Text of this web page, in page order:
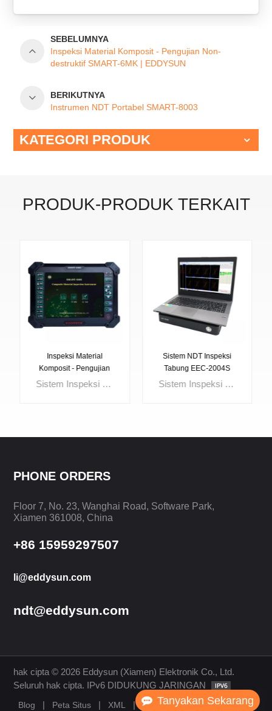
Tanyakan Sekarang
SEBELUMNYA
Inspeksi Material Komposit - Pengujian Non-
destruktif SMART-6MK | EDDYSUN
BERIKUTNYA
Instrumen NDT Portabel SMART-8003
KATEGORI PRODUK
PRODUK-PRODUK TERKAIT
Inspeksi Material
Komposit - Pengujian
Non-destruktif SMART-
Sistem Inspeksi Material Komposit SMART-6MK menawarkan kepada Anda detektor material komposit lengkap termasuk UT, MIA, dan TAP, dengan sensitivitas tinggi dan resolusi tinggi dengan pita lebar. Ketika penetrasi tinggi dengan emisi yang kuat dan sensitivitas tinggi dengan jabat tangan pita sempit, ini memberikan deteksi yang baik untuk benda uji yang besar dan berat seperti tempa besar, coran, dan material komposit. Ketika penetrasi tinggi dengan emisi lemah dan pita lebar berjabat tangan, ia memberikan resolusi tinggi yang sangat baik untuk retakan mikro dengan transduser pulsa sempit. Performanya yang baik memungkinkan instrumen ini digunakan untuk pemeriksaan retakan material komposit dan komponen struktur pengikat di bidang penerbangan, dirgantara, suku cadang mobil, dan lain sebagainya.
LAGI
Sistem NDT Inspeksi
Tabung EEC-2004S
Sistem Inspeksi Tabung NDT EEC-2004S dirancang dengan pengujian arus eddy (ECT), endoskopi, pengujian lapangan jarak jauh (RFT), pengujian frekuensi rendah (LFT), memori magnetik logam (MMM) dan kebocoran fluks magnetik (MFL) semuanya termasuk dalam instrumen ini. Desain all-in-one menjadikan bodi kecil dengan fungsi kuat.
LAGI
PHONE ORDERS
Floor 7, No. 23, Wanghai Road, Software Park,
Xiamen 361008, China
+86 15959297507
li@eddysun.com
ndt@eddysun.com
hak cipta © 2026 Eddysun (Xiamen) Elektronik Co., Ltd.
Seluruh hak cipta. IPv6 DIDUKUNG JARINGAN
Blog | Peta Situs | XML | Kebijakan Pribadi